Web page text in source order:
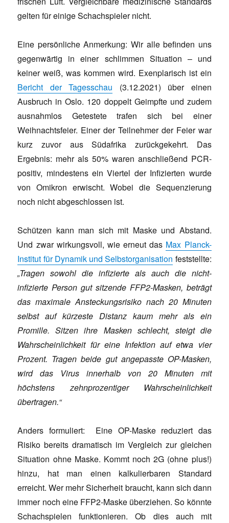
gelten für einige Schachspieler nicht.
Eine persönliche Anmerkung: Wir alle befinden uns
gegenwärtig in einer schlimmen Situation – und
keiner weiß, was kommen wird. Exenplarisch ist ein
Bericht der Tagesschau (3.12.2021) über einen
Ausbruch in Oslo. 120 doppelt Geimpfte und zudem
ausnahmlos Getestete trafen sich bei einer
Weihnachtsfeier. Einer der Teilnehmer der Feier war
kurz zuvor aus Südafrika zurückgekehrt. Das
Ergebnis: mehr als 50% waren anschließend PCR-
positiv, mindestens ein Viertel der Infizierten wurde
von Omikron erwischt. Wobei die Sequenzierung
noch nicht abgeschlossen ist.
Schützen kann man sich mit Maske und Abstand.
Und zwar wirkungsvoll, wie erneut das Max Planck-
Institut für Dynamik und Selbstorganisation feststellte:
„Tragen sowohl die infizierte als auch die nicht-
infizierte Person gut sitzende FFP2-Masken, beträgt
das maximale Ansteckungsrisiko nach 20 Minuten
selbst auf kürzeste Distanz kaum mehr als ein
Promille. Sitzen ihre Masken schlecht, steigt die
Wahrscheinlichkeit für eine Infektion auf etwa vier
Prozent. Tragen beide gut angepasste OP-Masken,
wird das Virus innerhalb von 20 Minuten mit
höchstens zehnprozentiger Wahrscheinlichkeit
übertragen.“
Anders formuliert: Eine OP-Maske reduziert das
Risiko bereits dramatisch im Vergleich zur gleichen
Situation ohne Maske. Kommt noch 2G (ohne plus!)
hinzu, hat man einen kalkulierbaren Standard
erreicht. Wer mehr Sicherheit braucht, kann sich dann
immer noch eine FFP2-Maske überziehen. So könnte
Schachspielen funktionieren. Ob dies auch mit